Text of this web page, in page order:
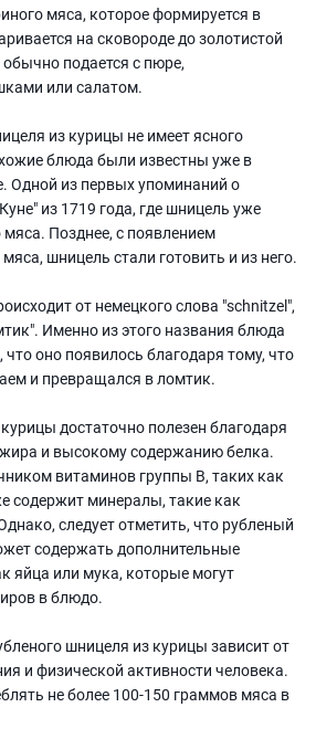
мяса, которое формируется в
на сковороде до золотистой
подается с пюре,
или салатом.
из курицы не имеет ясного
блюда были известны уже в
Одной из первых упоминаний о
из 1719 года, где шницель уже
мяса. Позднее, с появлением
шницель стали готовить и из него.
от немецкого слова "schnitzel",
Именно из этого названия блюда
оно появилось благодаря тому, что
и превращался в ломтик.
достаточно полезен благодаря
и высокому содержанию белка.
витаминов группы B, таких как
содержит минералы, такие как
следует отметить, что рубленый
содержать дополнительные
яйца или мука, которые могут
в блюдо.
шницеля из курицы зависит от
и физической активности человека.
не более 100-150 граммов мяса в